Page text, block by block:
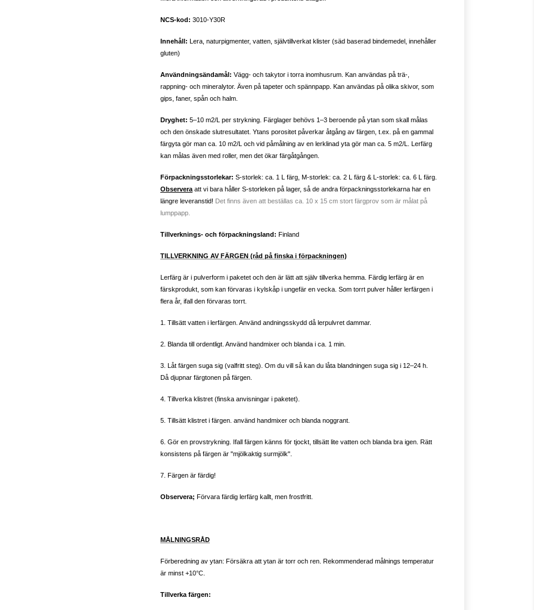
NCS-kod: 3010-Y30R
Innehåll: Lera, naturpigmenter, vatten, självtillverkat klister (säd baserad bindemedel, innehåller
gluten)
Användningsändamål: Vägg- och takytor i torra inomhusrum. Kan användas på trä-,
rappning- och mineralytor. Även på tapeter och spännpapp. Kan användas på olika skivor, som
gips, faner, spån och halm.
Dryghet: 5–10 m2/L per strykning. Färglager behövs 1–3 beroende på ytan som skall målas
och den önskade slutresultatet. Ytans porositet påverkar åtgång av färgen, t.ex. på en gammal
färgyta gör man ca. 10 m2/L och vid påmålning av en lerklinad yta gör man ca. 5 m2/L. Lerfärg
kan målas även med roller, men det ökar färgåtgången.
Förpackningsstorlekar: S-storlek: ca. 1 L färg, M-storlek: ca. 2 L färg & L-storlek: ca. 6 L färg.
Observera att vi bara håller S-storleken på lager, så de andra förpackningsstorlekarna har en
längre leveranstid! Det finns även att beställas ca. 10 x 15 cm stort färgprov som är målat på
lumppapp.
Tillverknings- och förpackningsland: Finland
TILLVERKNING AV FÄRGEN (råd på finska i förpackningen)
Lerfärg är i pulverform i paketet och den är lätt att själv tillverka hemma. Färdig lerfärg är en
färskprodukt, som kan förvaras i kylskåp i ungefär en vecka. Som torrt pulver håller lerfärgen i
flera år, ifall den förvaras torrt.
1. Tillsätt vatten i lerfärgen. Använd andningsskydd då lerpulvret dammar.
2. Blanda till ordentligt. Använd handmixer och blanda i ca. 1 min.
3. Låt färgen suga sig (valfritt steg). Om du vill så kan du låta blandningen suga sig i 12–24 h.
Då djupnar färgtonen på färgen.
4. Tillverka klistret (finska anvisningar i paketet).
5. Tillsätt klistret i färgen. använd handmixer och blanda noggrant.
6. Gör en provstrykning. Ifall färgen känns för tjockt, tillsätt lite vatten och blanda bra igen. Rätt
konsistens på färgen är "mjölkaktig surmjölk".
7. Färgen är färdig!
Observera; Förvara färdig lerfärg kallt, men frostfritt.
MÅLNINGSRÅD
Förberedning av ytan: Försäkra att ytan är torr och ren. Rekommenderad målnings temperatur
är minst +10°C.
Tillverka färgen: